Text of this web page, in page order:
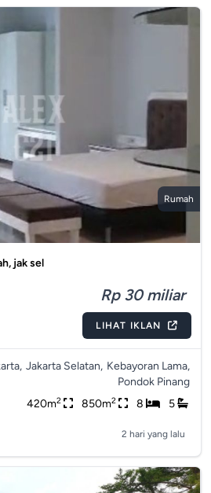
Rumah
jak sel
Rp 30 miliar
LIHAT IKLAN
Jakarta Selatan, Kebayoran Lama,
Pondok Pinang
420m2 850m2 8 5
2 hari yang lalu